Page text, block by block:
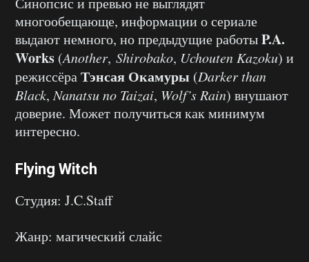
многообещающе, информации о сериале
выдают немного, но предыдущие работыP.A.
Works (Another, Shirobako, Uchouten Kazoku) и
режиссёраТэнсая Окамуры (Darker than
Black,Nanatsu no Taizai, Wolf’s Rain) внушают
доверие. Может получиться как минимум
интересно.
Flying Witch
Студия: J.C.Staff
Жанр: магический слайс